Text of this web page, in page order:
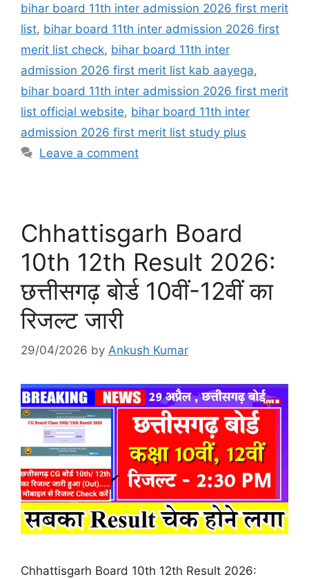
bihar board 11th inter admission 2026 first merit
list, bihar board 11th inter admission 2026 first
merit list check, bihar board 11th inter
admission 2026 first merit list kab aayega,
bihar board 11th inter admission 2026 first merit
list official website, bihar board 11th inter
admission 2026 first merit list study plus
Leave a comment
Chhattisgarh Board
10th 12th Result 2026:
छत्तीसगढ़ बोर्ड 10वीं-12वीं का
रिजल्ट जारी
29/04/2026 by Ankush Kumar
Chhattisgarh Board 10th 12th Result 2026: